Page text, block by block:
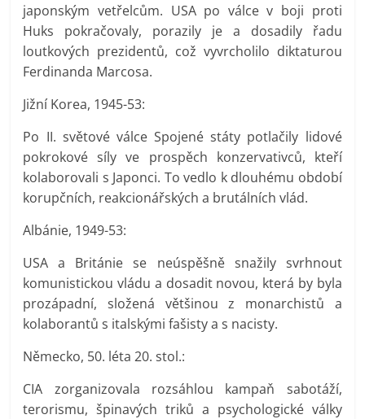
japonským vetřelcům. USA po válce v boji proti
Huks pokračovaly, porazily je a dosadily řadu
loutkových prezidentů, což vyvrcholilo diktaturou
Ferdinanda Marcosa.
Jižní Korea, 1945-53:
Po II. světové válce Spojené státy potlačily lidové
pokrokové síly ve prospěch konzervativců, kteří
kolaborovali s Japonci. To vedlo k dlouhému období
korupčních, reakcionářských a brutálních vlád.
Albánie, 1949-53:
USA a Británie se neúspěšně snažily svrhnout
komunistickou vládu a dosadit novou, která by byla
prozápadní, složená většinou z monarchistů a
kolaborantů s italskými fašisty a s nacisty.
Německo, 50. léta 20. stol.:
CIA zorganizovala rozsáhlou kampaň sabotáží,
terorismu, špinavých triků a psychologické války